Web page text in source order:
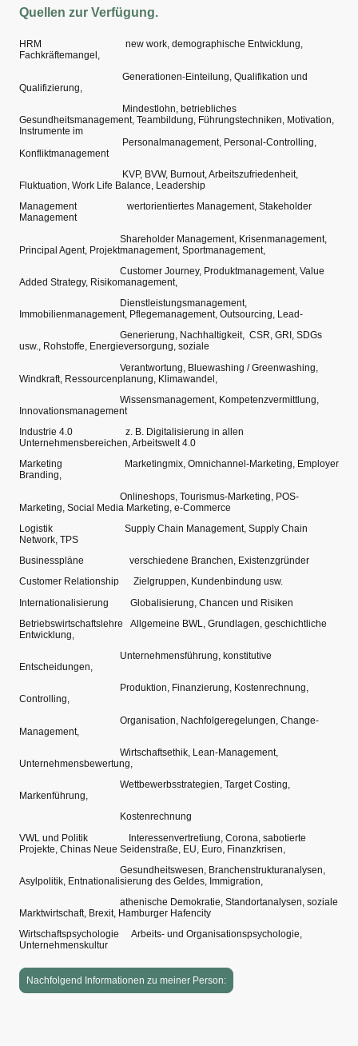
Quellen zur Verfügung.
HRM new work, demographische Entwicklung,
Fachkräftemangel,
Generationen-Einteilung, Qualifikation und
Qualifizierung,
Mindestlohn, betriebliches
Gesundheitsmanagement, Teambildung, Führungstechniken, Motivation,
Instrumente im
Personalmanagement, Personal-Controlling,
Konfliktmanagement
KVP, BVW, Burnout, Arbeitszufriedenheit,
Fluktuation, Work Life Balance, Leadership
Management wertorientiertes Management, Stakeholder
Management
Shareholder Management, Krisenmanagement,
Principal Agent, Projektmanagement, Sportmanagement,
Customer Journey, Produktmanagement, Value
Added Strategy, Risikomanagement,
Dienstleistungsmanagement,
Immobilienmanagement, Pflegemanagement, Outsourcing, Lead-
Generierung, Nachhaltigkeit, CSR, GRI, SDGs
usw., Rohstoffe, Energieversorgung, soziale
Verantwortung, Bluewashing / Greenwashing,
Windkraft, Ressourcenplanung, Klimawandel,
Wissensmanagement, Kompetenzvermittlung,
Innovationsmanagement
Industrie 4.0 z. B. Digitalisierung in allen
Unternehmensbereichen, Arbeitswelt 4.0
Marketing Marketingmix, Omnichannel-Marketing, Employer
Branding,
Onlineshops, Tourismus-Marketing, POS-
Marketing, Social Media Marketing, e-Commerce
Logistik Supply Chain Management, Supply Chain
Network, TPS
Businesspläne verschiedene Branchen, Existenzgründer
Customer Relationship Zielgruppen, Kundenbindung usw.
Internationalisierung Globalisierung, Chancen und Risiken
Betriebswirtschaftslehre Allgemeine BWL, Grundlagen, geschichtliche
Entwicklung,
Unternehmensführung, konstitutive
Entscheidungen,
Produktion, Finanzierung, Kostenrechnung,
Controlling,
Organisation, Nachfolgeregelungen, Change-
Management,
Wirtschaftsethik, Lean-Management,
Unternehmensbewertung,
Wettbewerbsstrategien, Target Costing,
Markenführung,
Kostenrechnung
VWL und Politik Interessenvertretiung, Corona, sabotierte
Projekte, Chinas Neue Seidenstraße, EU, Euro, Finanzkrisen,
Gesundheitswesen, Branchenstrukturanalysen,
Asylpolitik, Entnationalisierung des Geldes, Immigration,
athenische Demokratie, Standortanalysen, soziale
Marktwirtschaft, Brexit, Hamburger Hafencity
Wirtschaftspsychologie Arbeits- und Organisationspsychologie,
Unternehmenskultur
Nachfolgend Informationen zu meiner Person: